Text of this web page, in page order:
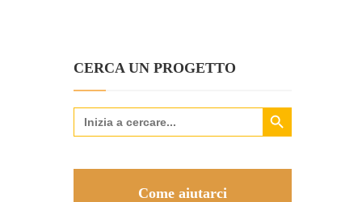
CERCA UN PROGETTO
Search
for:
Search Button
Come aiutarci